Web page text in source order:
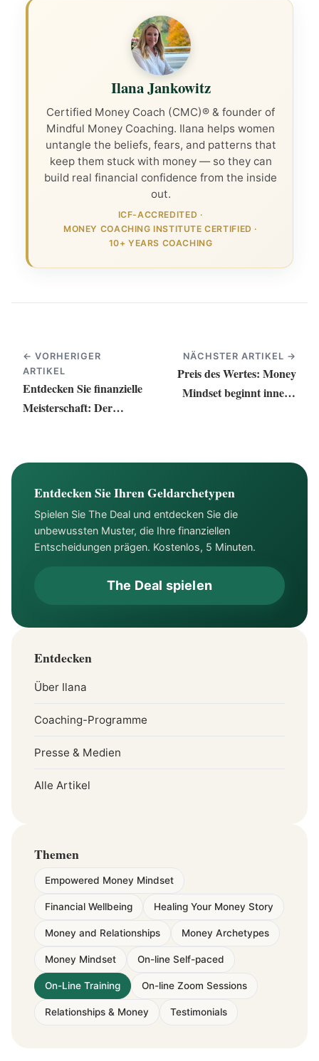
Ilana Jankowitz
Certified Money Coach (CMC)® & founder of
Mindful Money Coaching. Ilana helps women
untangle the beliefs, fears, and patterns that
keep them stuck with money — so they can
build real financial confidence from the inside
out.
ICF-ACCREDITED ·
MONEY COACHING INSTITUTE CERTIFIED ·
10+ YEARS COACHING
← VORHERIGER
ARTIKEL
Entdecken Sie finanzielle
Meisterschaft: Der
NÄCHSTER ARTIKEL →
Preis des Wertes: Money
Mindset beginnt innen |
Entdecken Sie Ihren Geldarchetypen
Spielen Sie The Deal und entdecken Sie die
unbewussten Muster, die Ihre finanziellen
Entscheidungen prägen. Kostenlos, 5 Minuten.
The Deal spielen
Entdecken
Über Ilana
Coaching-Programme
Presse & Medien
Alle Artikel
Themen
Empowered Money Mindset
Financial Wellbeing Healing Your Money Story
Money and Relationships Money Archetypes
Money Mindset On-line Self-paced
On-Line Training On-line Zoom Sessions
Relationships & Money Testimonials